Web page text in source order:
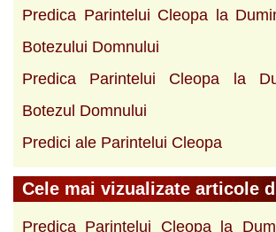
Predica Parintelui Cleopa la
Botezului Domnului
Predica Parintelui Cleopa la
Botezul Domnului
Predici ale Parintelui Cleopa
Cele mai vizualizate articole
Predica Parintelui Cleopa la